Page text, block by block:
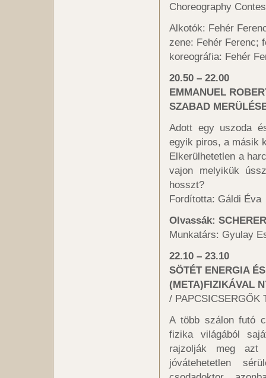
Choreography
Alkotók: Fehér
zene: Fehér Ferenc;
koreográfia: Fehér
20.50 – 22.00
EMMANUEL
SZABAD
Adott egy uszoda
egyik piros, a másik
Elkerülhetetlen a
vajon melyikük
hosszt?
Fordította: Gáldi Éva
Olvassák:
Munkatárs: Gyulay
22.10 – 23.10
SÖTÉT ENERGIA
(META)FIZIKÁVAL
/ PAPCSICSERGŐK
A több szálon futó
fizika világából
rajzolják meg azt
jóvátehetetlen